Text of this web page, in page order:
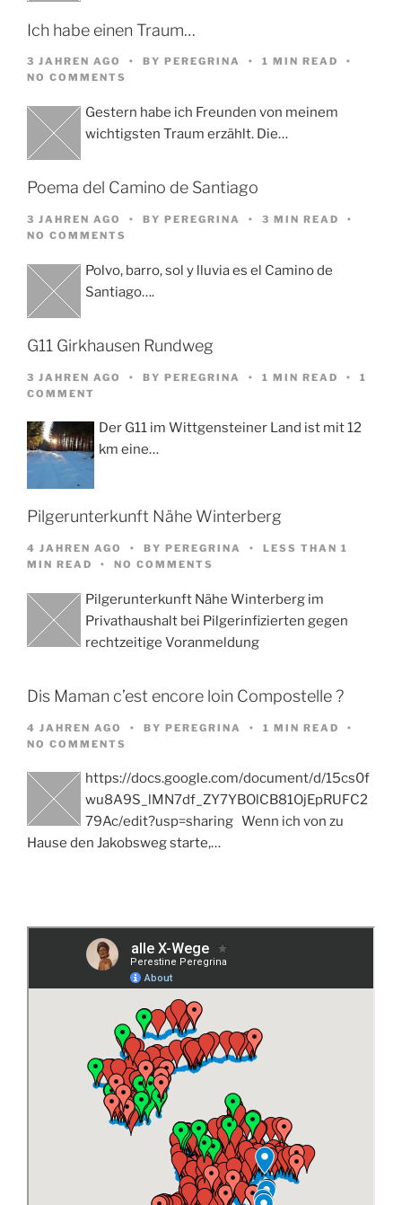
Ich habe einen Traum…
3 JAHREN AGO BY PEREGRINA
1 MIN READ
NO COMMENTS
Gestern habe ich Freunden von meinem
wichtigsten Traum erzählt. Die…
Poema del Camino de Santiago
3 JAHREN AGO BY PEREGRINA
3 MIN READ
NO COMMENTS
Polvo, barro, sol y lluvia es el Camino de
Santiago….
G11 Girkhausen Rundweg
3 JAHREN AGO BY PEREGRINA 1 MIN READ
1
COMMENT
Der G11 im Wittgensteiner Land ist mit 12
km eine…
Pilgerunterkunft Nähe Winterberg
4 JAHREN AGO BY PEREGRINA
LESS THAN 1
MIN READ
NO COMMENTS
Pilgerunterkunft Nähe Winterberg im
Privathaushalt bei Pilgerinfizierten gegen
rechtzeitige Voranmeldung
Dis Maman c’est encore loin Compostelle ?
4 JAHREN AGO BY PEREGRINA
1 MIN READ
NO COMMENTS
https://docs.google.com/document/d/15cs0f
wu8A9S_lMN7df_ZY7YBOlCB81OjEpRUFC2
79Ac/edit?usp=sharing Wenn ich von zu
Hause den Jakobsweg starte,…